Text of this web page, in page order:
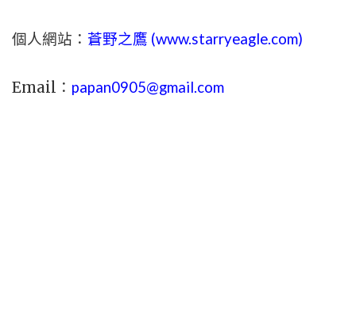
個人網站： 蒼野之鷹 (www.starryeagle.com)
Email： papan0905@gmail.com